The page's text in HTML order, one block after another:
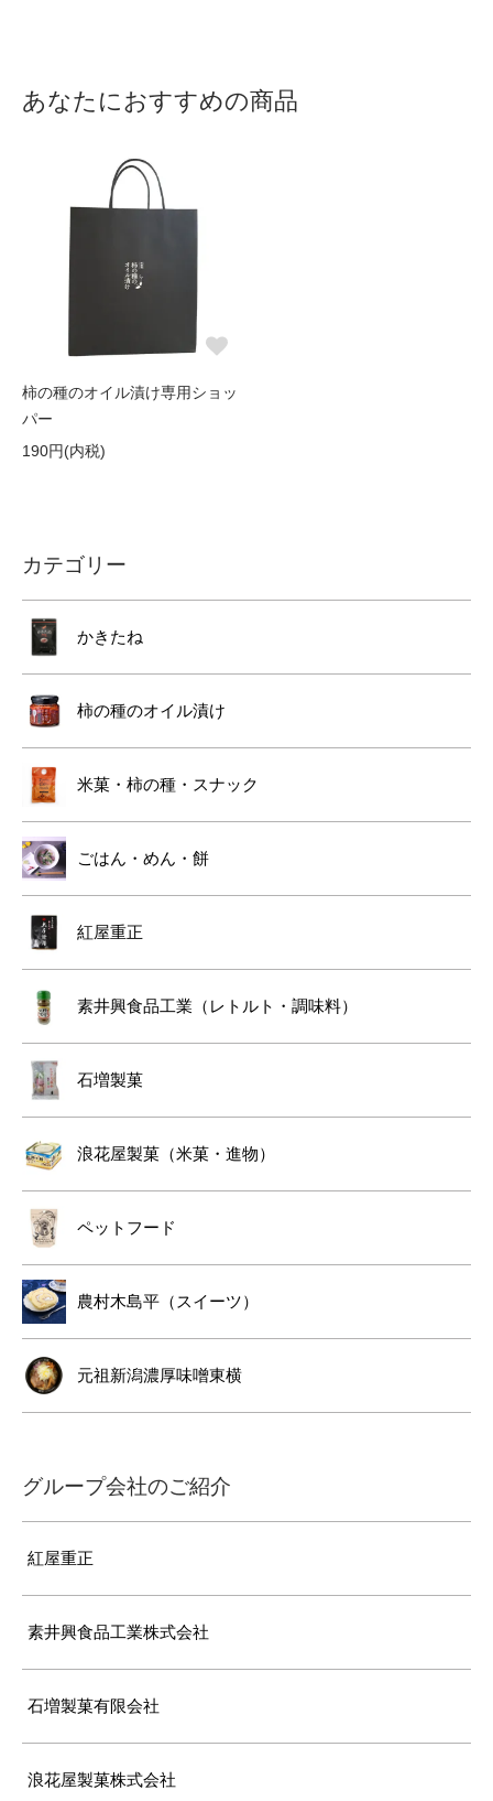
あなたにおすすめの商品
柿の種のオイル漬け専用ショッ
パー
190円(内税)
カテゴリー
かきたね
柿の種のオイル漬け
米菓・柿の種・スナック
ごはん・めん・餅
紅屋重正
素井興食品工業（レトルト・調味料）
石増製菓
浪花屋製菓（米菓・進物）
ペットフード
農村木島平（スイーツ）
元祖新潟濃厚味噌東横
グループ会社のご紹介
紅屋重正
素井興食品工業株式会社
石増製菓有限会社
浪花屋製菓株式会社